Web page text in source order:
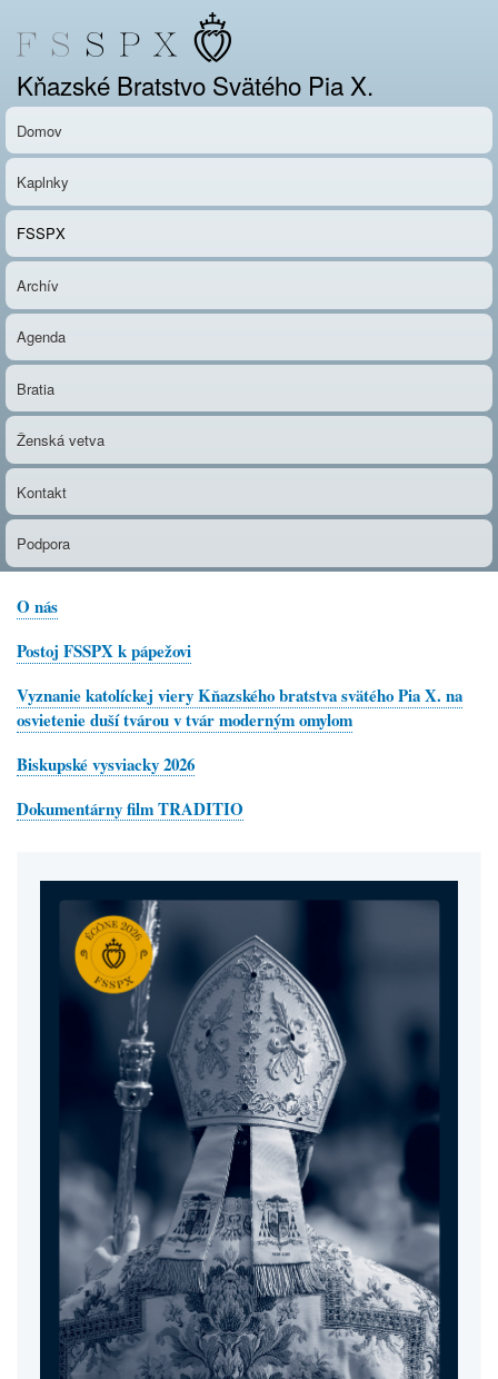
obsah
Kňazské Bratstvo Svätého Pia X.
Domov
Kaplnky
FSSPX
Archív
Agenda
Bratia
Ženská vetva
Kontakt
Podpora
O nás
Postoj FSSPX k pápežovi
Vyznanie katolíckej viery Kňazského bratstva svätého Pia X. na
osvietenie duší tvárou v tvár moderným omylom
Biskupské vysviacky 2026
Dokumentárny film TRADITIO